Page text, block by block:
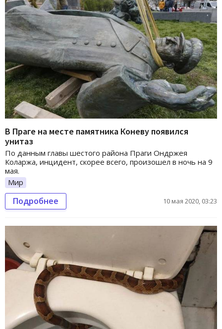
В Праге на месте памятника Коневу появился
унитаз
По данным главы шестого района Праги Ондржея
Коларжа, инцидент, скорее всего, произошел в ночь на 9
мая.
Мир
Подробнее 10 мая 2020, 03:23